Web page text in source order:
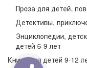
Проза для детей,
Детективы,
Энциклопедии,
детей 6-9 лет
Книги для детей 9-12